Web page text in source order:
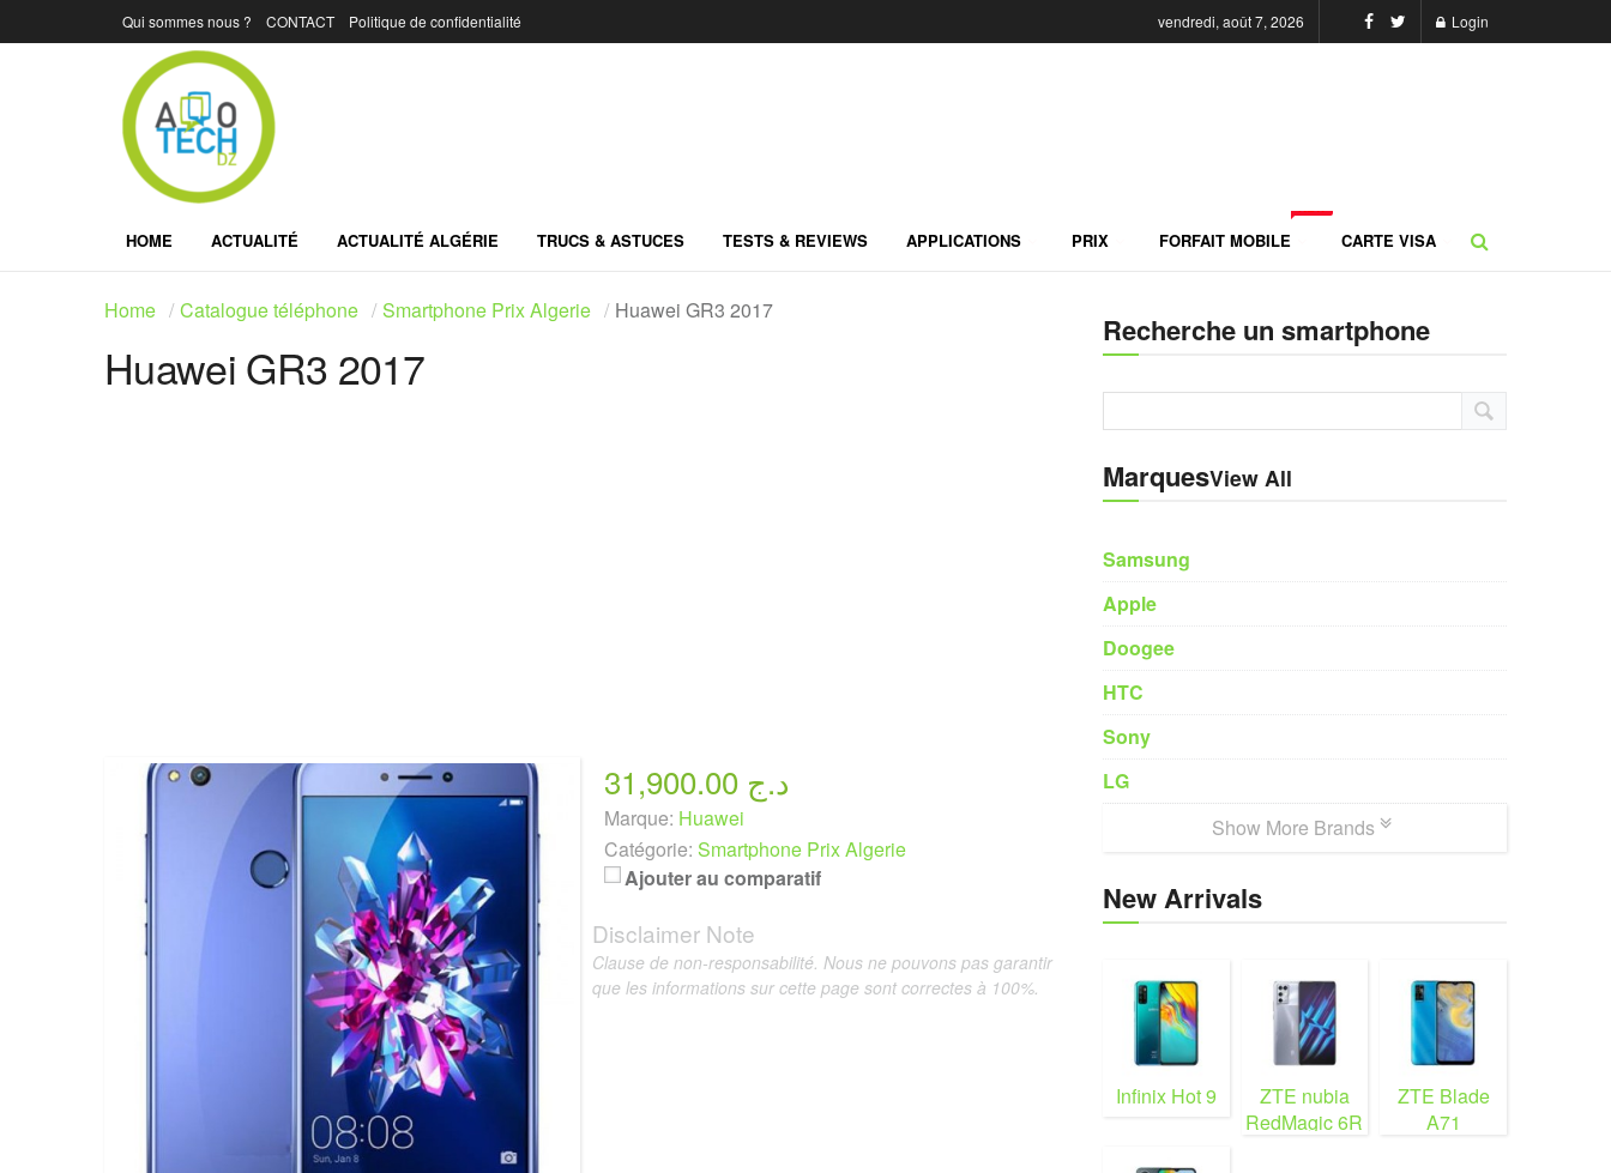
Qui sommes nous ? CONTACT Politique de confidentialité vendredi, août 7, 2026 Login
HOME ACTUALITÉ ACTUALITÉ ALGÉRIE TRUCS & ASTUCES TESTS & REVIEWS APPLICATIONS PRIX FORFAIT MOBILE CARTE VISA
Home Catalogue téléphone Smartphone Prix Algerie Huawei GR3 2017
Huawei GR3 2017
31,900.00 د.ج
Marque: Huawei
Catégorie: Smartphone Prix Algerie
Ajouter au comparatif
Disclaimer Note
Clause de non-responsabilité. Nous ne pouvons pas garantir
que les informations sur cette page sont correctes à 100%.
Recherche un smartphone
MarquesView All
Samsung
Apple
Doogee
HTC
Sony
LG
Show More Brands
New Arrivals
Infinix Hot 9
ZTE nubia
RedMagic 6R
ZTE Blade
A71